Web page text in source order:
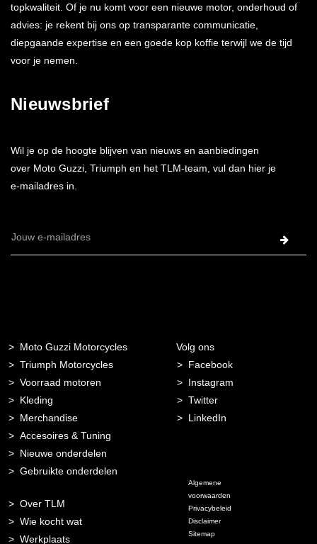
topkwaliteit. Of je nu komt voor een nieuwe motor, onderhoud of
advies: je rekent bij ons op transparante communicatie,
diepgaande expertise en een goede kop koffie terwijl we de tijd
voor je nemen.
Nieuwsbrief
Wil je op de hoogte blijven van nieuws en aanbiedingen
over Moto Guzzi, Triumph en het TLM-team, vul dan hier je
e-mailadres in.
E-
Moto Guzzi Motorcycles
Triumph Motorcycles
Voorraad motoren
Kleding
Merchandise
Accesoires & Tuning
Nieuwe onderdelen
Gebruikte onderdelen
Over TLM
Wie kocht wat
Werkplaats
Volg ons
Facebook
Instagram
Twitter
LinkedIn
Algemene
voorwaarden
Privacybeleid
Disclaimer
Sitemap